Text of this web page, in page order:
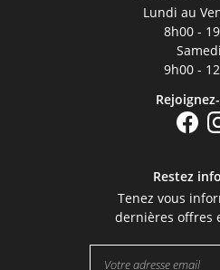
Lundi au
8h00 -
9h00 -
Restez
Tenez vous
dernières offres